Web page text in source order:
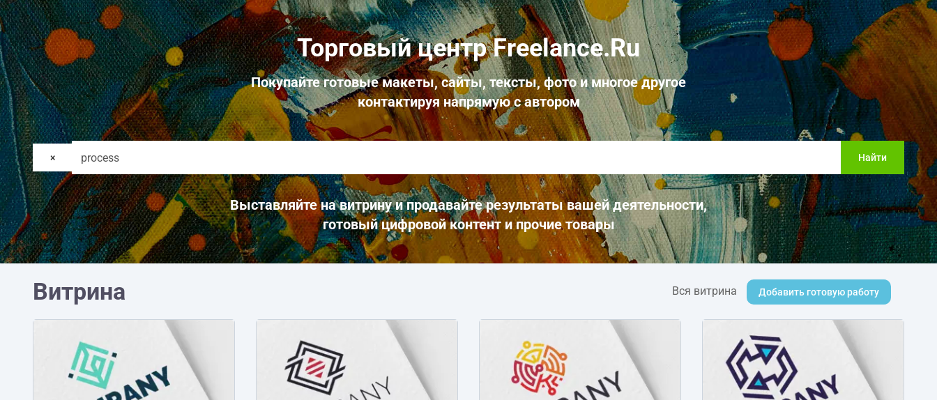
Торговый центр Freelance.Ru
Покупайте готовые макеты, сайты, тексты, фото и многое другое
контактируя напрямую с автором
× Найти
Выставляйте на витрину и продавайте результаты вашей деятельности,
готовый цифровой контент и прочие товары
Витрина Вся витрина Добавить готовую работу